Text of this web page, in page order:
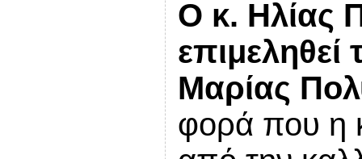
Ο κ. Ηλίας
επιμεληθεί
Μαρίας
φορά που η